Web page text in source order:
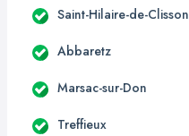
Saint-Hilaire-de-Clisson
Abbaretz
Marsac-sur-Don
Treffieux